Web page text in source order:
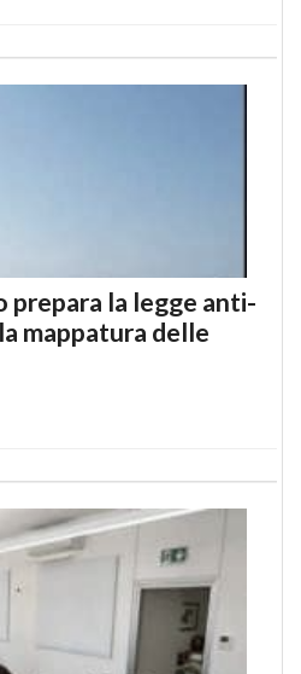
prepara la legge anti-
mappatura delle